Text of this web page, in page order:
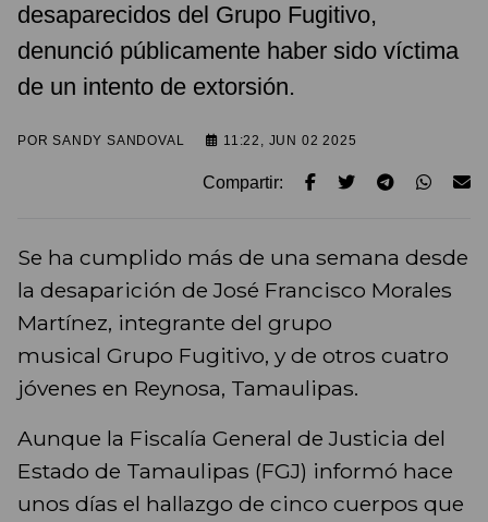
desaparecidos del Grupo Fugitivo,
denunció públicamente haber sido víctima
de un intento de extorsión.
PORSANDY SANDOVAL 11:22, JUN 02 2025
Compartir:
Se ha cumplido más de una semana desde
la desaparición de José Francisco Morales
Martínez, integrante del grupo
musical Grupo Fugitivo, y de otros cuatro
jóvenes en Reynosa, Tamaulipas.
Aunque la Fiscalía General de Justicia del
Estado de Tamaulipas (FGJ) informó hace
unos días el hallazgo de cinco cuerpos que